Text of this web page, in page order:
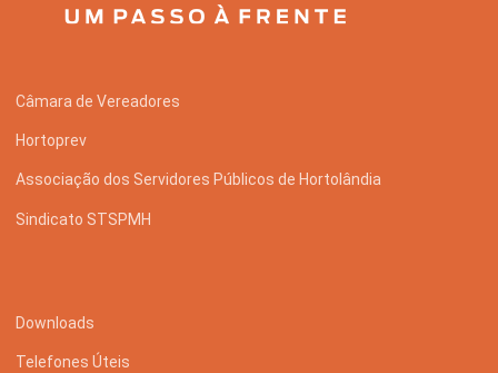
Câmara de Vereadores
Hortoprev
Associação dos Servidores Públicos de Hortolândia
Sindicato STSPMH
Downloads
Telefones Úteis